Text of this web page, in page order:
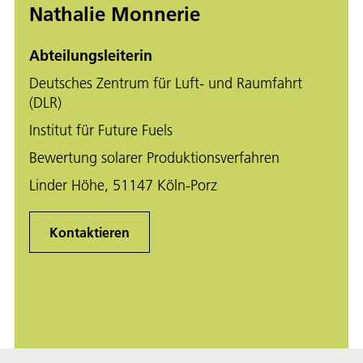
Nathalie Monnerie
Abteilungsleiterin
Deutsches Zentrum für Luft- und Raumfahrt
(DLR)
Institut für Future Fuels
Bewertung solarer Produktionsverfahren
Linder Höhe, 51147 Köln-Porz
Kontaktieren